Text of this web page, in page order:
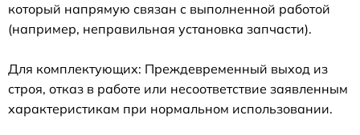
который напрямую связан с выполненной работой
(например, неправильная установка запчасти).
Для комплектующих: Преждевременный выход из
строя, отказ в работе или несоответствие заявленным
характеристикам при нормальном использовании.